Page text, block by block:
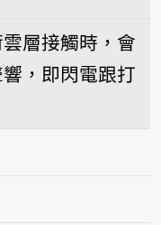
層接觸時，會
，即閃電跟打